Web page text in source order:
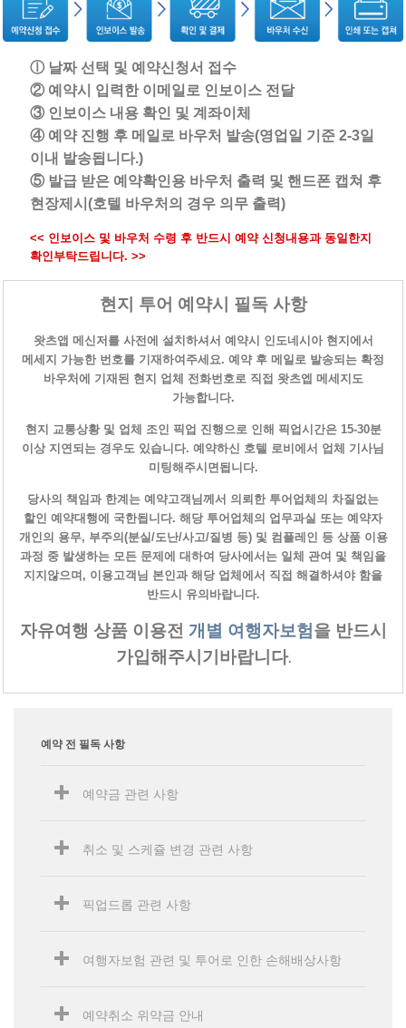
ⓛ 날짜 선택 및 예약신청서 접수
② 예약시 입력한 이메일로 인보이스 전달
③ 인보이스 내용 확인 및 계좌이체
④ 예약 진행 후 메일로 바우처 발송(영업일 기준 2-3일
이내 발송됩니다.)
⑤ 발급 받은 예약확인용 바우처 출력 및 핸드폰 캡쳐 후
현장제시(호텔 바우처의 경우 의무 출력)
<< 인보이스 및 바우처 수령 후 반드시 예약 신청내용과 동일한지
확인부탁드립니다. >>
현지 투어 예약시 필독 사항
왓츠앱 메신저를 사전에 설치하셔서 예약시 인도네시아 현지에서
메세지 가능한 번호를 기재하여주세요. 예약 후 메일로 발송되는 확정
바우처에 기재된 현지 업체 전화번호로 직접 왓츠엡 메세지도
가능합니다.
현지 교통상황 및 업체 조인 픽업 진행으로 인해 픽업시간은 15-30분
이상 지연되는 경우도 있습니다. 예약하신 호텔 로비에서 업체 기사님
미팅해주시면됩니다.
당사의 책임과 한계는 예약고객님께서 의뢰한 투어업체의 차질없는
할인 예약대행에 국한됩니다. 해당 투어업체의 업무과실 또는 예약자
개인의 용무, 부주의(분실/도난/사고/질병 등) 및 컴플레인 등 상품 이용
과정 중 발생하는 모든 문제에 대하여 당사에서는 일체 관여 및 책임을
지지않으며, 이용고객님 본인과 해당 업체에서 직접 해결하셔야 함을
반드시 유의바랍니다.
자유여행 상품 이용전 개별 여행자보험을 반드시
가입해주시기바랍니다.
예약 전 필독 사항
예약금 관련 사항
취소 및 스케쥴 변경 관련 사항
픽업드롭 관련 사항
여행자보험 관련 및 투어로 인한 손해배상사항
예약취소 위약금 안내